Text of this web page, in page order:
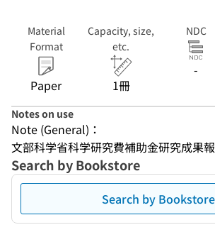
Material
Format
Paper
Capacity, size,
etc.
1冊
NDC
-
Notes on use
Note (General)：
文部科学省科学研究費補助金研究成果
Search by Bookstore
Search by Bookstore